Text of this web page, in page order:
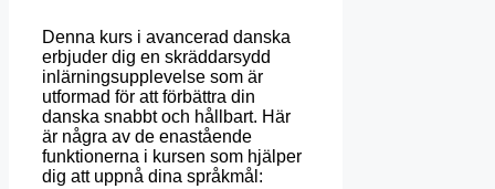
Denna kurs i avancerad danska
erbjuder dig en skräddarsydd
inlärningsupplevelse som är
utformad för att förbättra din
danska snabbt och hållbart. Här
är några av de enastående
funktionerna i kursen som hjälper
dig att uppnå dina språkmål: